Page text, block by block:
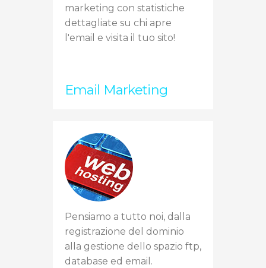
marketing con statistiche
dettagliate su chi apre
l'email e visita il tuo sito!
Email Marketing
Pensiamo a tutto noi, dalla
registrazione del dominio
alla gestione dello spazio ftp,
database ed email.